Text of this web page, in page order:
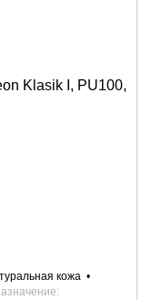
Klasik I, PU100,
кожа